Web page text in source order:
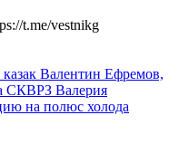
t.me/vestnikg
Валентин Ефремов,
СКВРЗ Валерия
на полюс холода